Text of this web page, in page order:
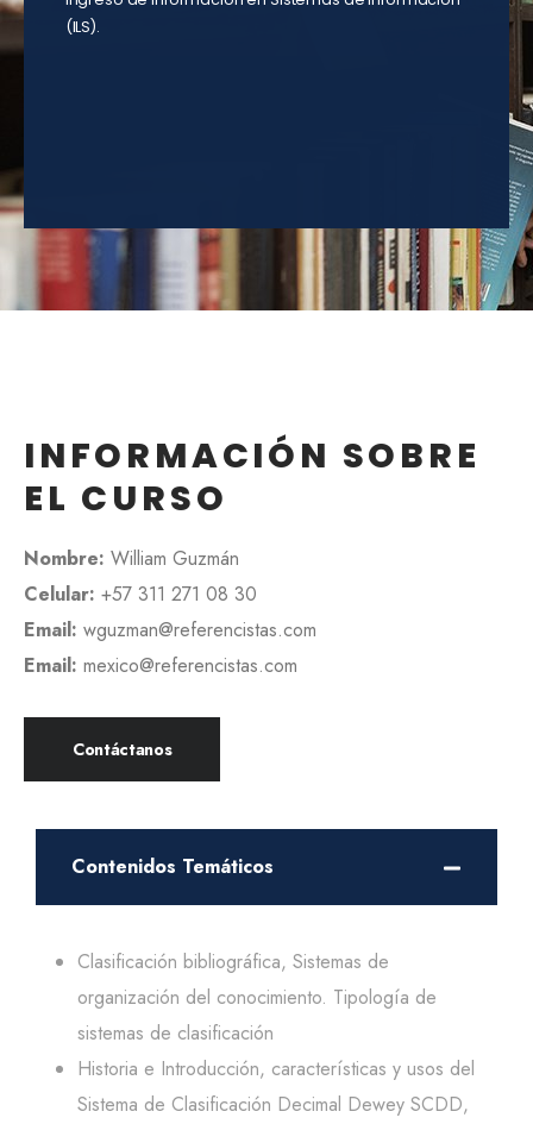
(ILS).
INFORMACIÓN SOBRE
EL CURSO
Nombre: William Guzmán
Celular: +57 311 271 08 30
Email: wguzman@referencistas.com
Email: mexico@referencistas.com
Contáctanos
Contenidos Temáticos
Clasificación bibliográfica, Sistemas de
organización del conocimiento. Tipología de
sistemas de clasificación
Historia e Introducción, características y usos del
Sistema de Clasificación Decimal Dewey SCDD,